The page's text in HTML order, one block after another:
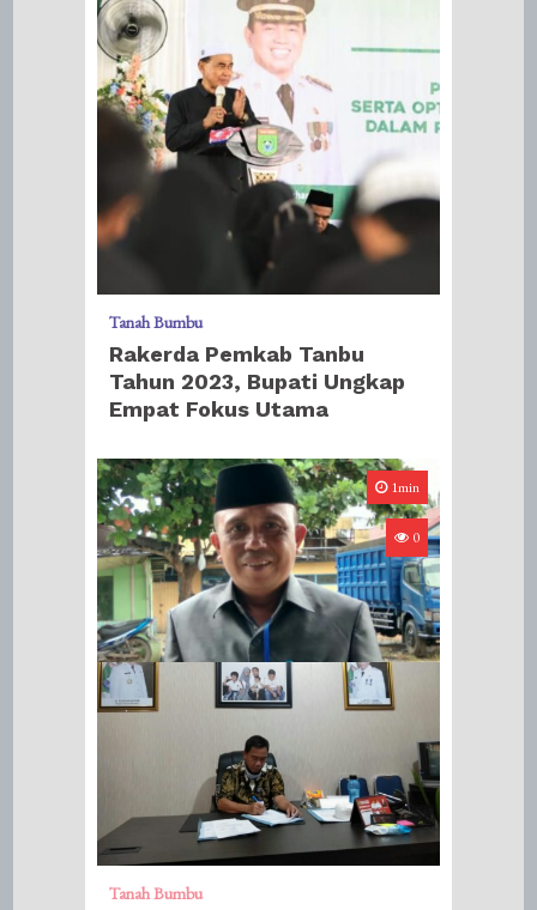
Tanah Bumbu
Rakerda Pemkab Tanbu
Tahun 2023, Bupati Ungkap
Empat Fokus Utama
1min
0
Tanah Bumbu